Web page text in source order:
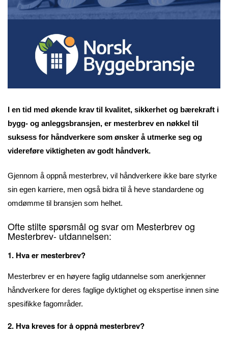
I en tid med økende krav til kvalitet, sikkerhet og bærekraft i
bygg- og anleggsbransjen, er mesterbrev en nøkkel til
suksess for håndverkere som ønsker å utmerke seg og
videreføre viktigheten av godt håndverk.
Gjennom å oppnå mesterbrev, vil håndverkere ikke bare styrke
sin egen karriere, men også bidra til å heve standardene og
omdømme til bransjen som helhet.
Ofte stilte spørsmål og svar om Mesterbrev og
Mesterbrev- utdannelsen:
1. Hva er mesterbrev?
Mesterbrev er en høyere faglig utdannelse som anerkjenner
håndverkere for deres faglige dyktighet og ekspertise innen sine
spesifikke fagområder.
2. Hva kreves for å oppnå mesterbrev?